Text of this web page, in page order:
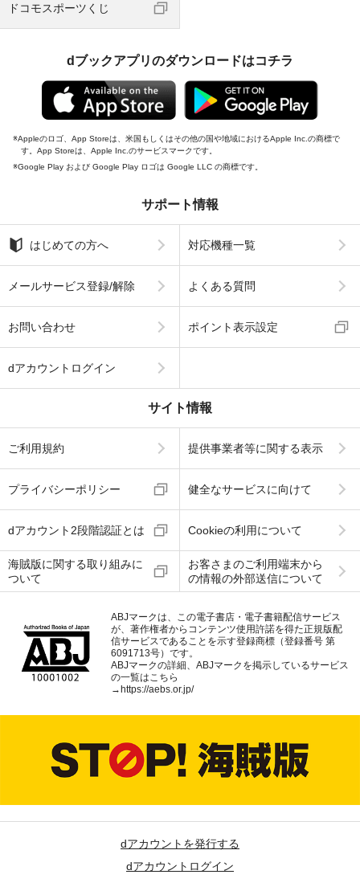
ドコモスポーツくじ
dブックアプリのダウンロードはコチラ
Appleのロゴ、App Storeは、米国もしくはその他の国や地域におけるApple Inc.の商標で
す。App Storeは、Apple Inc.のサービスマークです。
Google Play および Google Play ロゴは Google LLC の商標です。
サポート情報
はじめての方へ 対応機種一覧
メールサービス登録/解除 よくある質問
お問い合わせ ポイント表示設定
dアカウントログイン
サイト情報
ご利用規約 提供事業者等に関する表示
プライバシーポリシー 健全なサービスに向けて
dアカウント2段階認証とは Cookieの利用について
海賊版に関する取り組みに
ついて
お客さまのご利用端末から
の情報の外部送信について
ABJマークは、この電子書店・電子書籍配信サービス
が、著作権者からコンテンツ使用許諾を得た正規版配
信サービスであることを示す登録商標（登録番号 第
6091713号）です。
ABJマークの詳細、ABJマークを掲示しているサービス
の一覧はこちら
→https://aebs.or.jp/
dアカウントを発行する
dアカウントログイン